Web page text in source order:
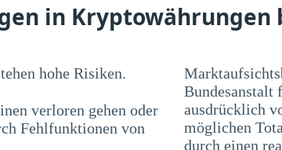
in Kryptowährungen
hohe Risiken.
verloren gehen oder
Fehlfunktionen von
Bundesanstalt
ausdrücklich
möglichen
durch einen